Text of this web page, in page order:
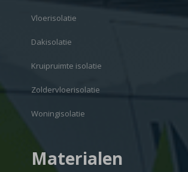
Vloerisolatie
Dakisolatie
Kruipruimte isolatie
Zoldervloerisolatie
Woningisolatie
Materialen